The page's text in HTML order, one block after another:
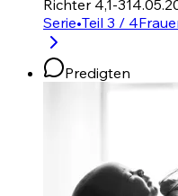
Richter 4,1-3
Serie•Teil 3 / 4
Predigten